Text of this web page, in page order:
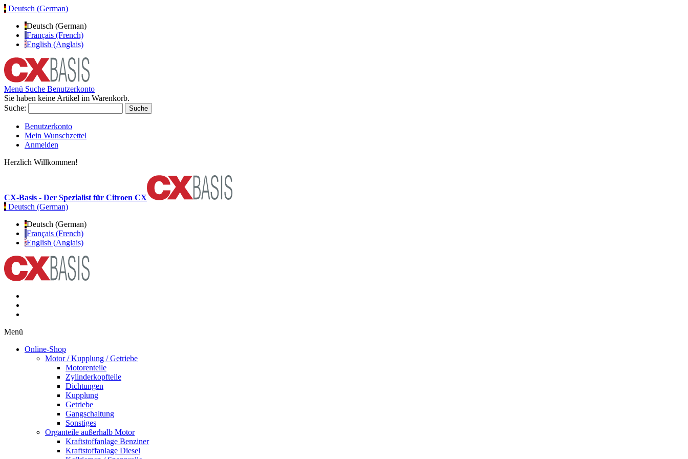
Deutsch (German)
Deutsch (German)
Français (French)
English (Anglais)
Menü Suche Benutzerkonto
Sie haben keine Artikel im Warenkorb.
Suche:
Suche
Benutzerkonto
Mein Wunschzettel
Anmelden
Herzlich Willkommen!
CX-Basis - Der Spezialist für Citroen CX
Deutsch (German)
Deutsch (German)
Français (French)
English (Anglais)
Menü
Online-Shop
Motor / Kupplung / Getriebe
Motorenteile
Zylinderkopfteile
Dichtungen
Kupplung
Getriebe
Gangschaltung
Sonstiges
Organteile außerhalb Motor
Kraftstoffanlage Benziner
Kraftstoffanlage Diesel